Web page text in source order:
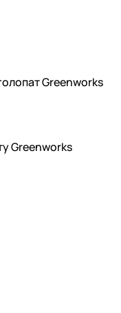
Greenworks
Greenworks